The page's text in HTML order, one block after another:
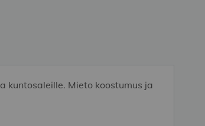
kuntosaleille. Mieto koostumus ja